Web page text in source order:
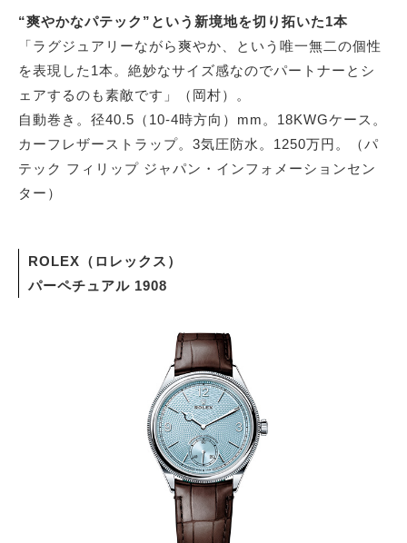
“爽やかなパテック”という新境地を切り拓いた1本
「ラグジュアリーながら爽やか、という唯一無二の個性
を表現した1本。絶妙なサイズ感なのでパートナーとシ
ェアするのも素敵です」（岡村）。
自動巻き。径40.5（10-4時方向）mm。18KWGケース。
カーフレザーストラップ。3気圧防水。1250万円。（パ
テック フィリップ ジャパン・インフォメーションセン
ター）
ROLEX（ロレックス）
パーペチュアル 1908